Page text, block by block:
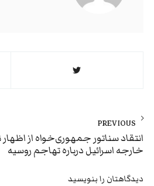
راهبری
نوشته
PREVIOUS
Previous
post:
انتقاد سناتور جمهوری‌خواه از اظهار
خارجه اسرائیل درباره تهاجم روسیه
دیدگاهتان را بنویسید